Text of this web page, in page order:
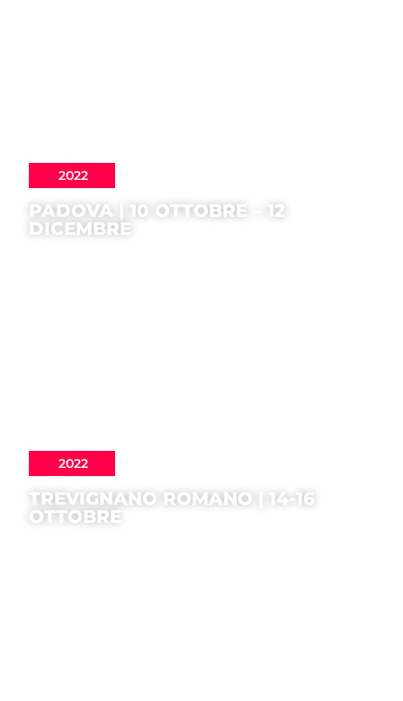
2022
PADOVA | 10 OTTOBRE – 12
DICEMBRE
2022
TREVIGNANO ROMANO | 14-16
OTTOBRE